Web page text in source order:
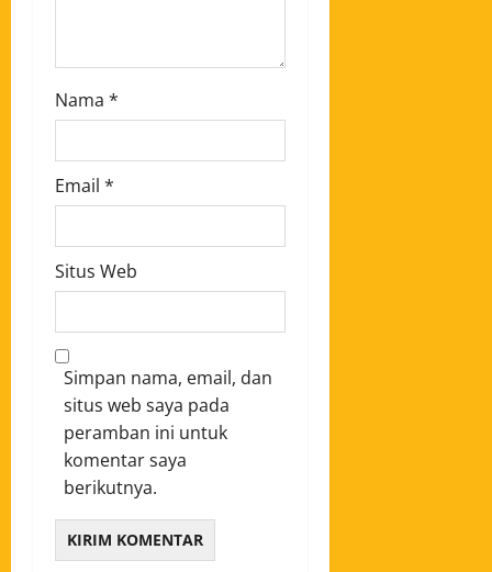
Nama *
Email *
Situs Web
Simpan nama, email, dan
situs web saya pada
peramban ini untuk
komentar saya
berikutnya.